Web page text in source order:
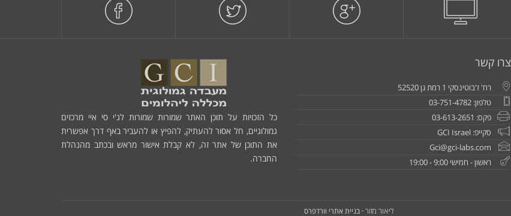
כל הזכויות על תוכן האתר שמורות שמורות לג'י סי איי מרכזים
גמולוגיים, חל אסור להעתיק, להפיץ או להעביר באף דרך אפשרית
את התוכן של אתר זה, לא קבלת אישור מראש ובכתב מהנהלת
החברה.
צרו קשר
רח' ז'בוטינסקי 1 רמת גן 52520
טלפון: 03-751-4782
פקס: 03-613-2651
סקייפ: GCI Israel
Gci@gci-labs.com
ראשון - חמישי 9:00 - 19:00
ליאור מזור - בניית אתרי וורדפרס